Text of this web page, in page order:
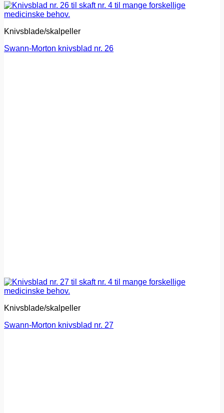
Knivsblade/skalpeller
Swann-Morton knivsblad nr. 26
Knivsblade/skalpeller
Swann-Morton knivsblad nr. 27